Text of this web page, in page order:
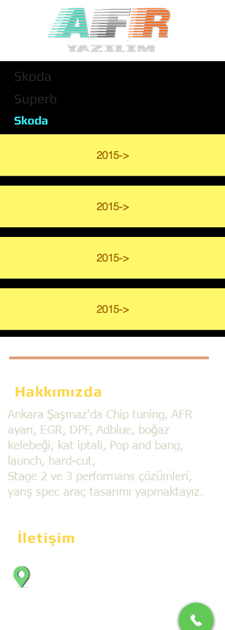
Skoda
Superb
Skoda
2015->
2015->
2015->
2015->
Hakkımızda
Ankara Şaşmaz'da Chip tuning, AFR
ayarı, EGR, DPF, Adblue, boğaz
kelebeği, kat iptali, Pop and bang,
launch, hard-cut,
Stage 2 ve 3 performans çözümleri,
yarış spec araç tasarımı yapmaktayız.
İletişim